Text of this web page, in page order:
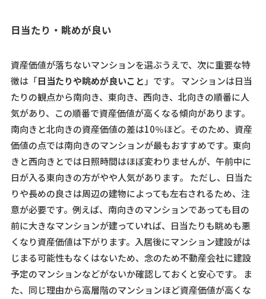
日当たり・眺めが良い
資産価値が落ちないマンションを選ぶうえで、次に重要な特
徴は「日当たりや眺めが良いこと」です。 マンションは日当
たりの観点から南向き、東向き、西向き、北向きの順番に人
気があり、この順番で資産価値が高くなる傾向があります。
南向きと北向きの資産価値の差は10％ほど。そのため、資産
価値の点では南向きのマンションが最もおすすめです。東向
きと西向きとでは日照時間はほぼ変わりませんが、午前中に
日が入る東向きの方がやや人気があります。 ただし、日当た
りや長めの良さは周辺の建物によっても左右されるため、注
意が必要です。例えば、南向きのマンションであっても目の
前に大きなマンションが建っていれば、日当たりも眺めも悪
くなり資産価値は下がります。入居後にマンション建設がは
じまる可能性もなくはないため、 念のため不動産会社に建設
予定のマンションなどがないか確認しておくと安心です。 ま
た、同じ理由から高層階のマンションほど資産価値が高くな